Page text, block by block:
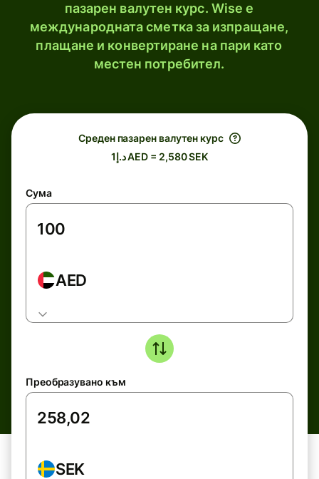
пазарен валутен курс. Wise е
международната сметка за изпращане,
плащане и конвертиране на пари като
местен потребител.
Среден пазарен валутен курс
د.إ1 AED = 2,580 SEK
Сума
AED
Преобразувано към
SEK